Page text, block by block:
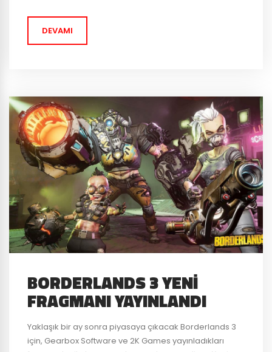
platformunda yapılacak yayına tüm AOE severler
davet edildi. Bilindiği...
DEVAMI
BORDERLANDS 3 YENI
FRAGMANI YAYINLANDI
Yaklaşık bir ay sonra piyasaya çıkacak Borderlands 3
için, Gearbox Software ve 2K Games yayınladıkları